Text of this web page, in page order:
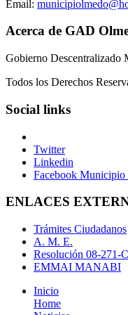
Email:
Acerca de GAD
Gobierno Descentralizado
Todos los Derechos
Social links
Twitter
Linkedin
Facebook Municipio
ENLACES
Trámites Ciudadanos
A. M. E.
Resolución 08-271-
EMMAI MANABI
Inicio
Home